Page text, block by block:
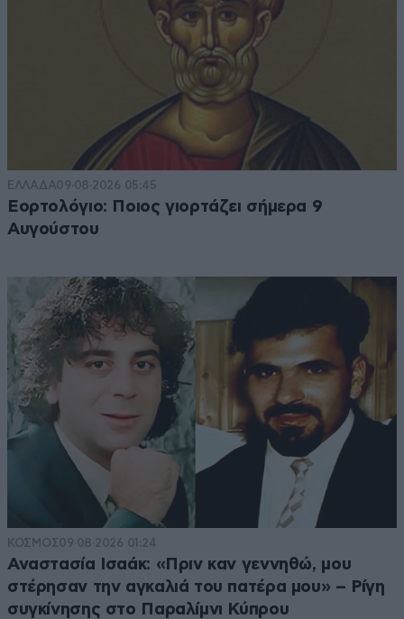
ΕΛΛΑΔΑ09·08·2026 05:45
Εορτολόγιο: Ποιος γιορτάζει σήμερα 9
Αυγούστου
ΚΟΣΜΟΣ09·08·2026 01:24
Αναστασία Ισαάκ: «Πριν καν γεννηθώ, μου
στέρησαν την αγκαλιά του πατέρα μου» – Ρίγη
συγκίνησης στο Παραλίμνι Κύπρου